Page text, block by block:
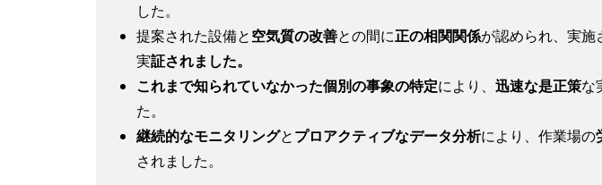
した。
提案された設備と空気質の改善との間に正の相関関係が認められ、実施
実証されました。
これまで知られていなかった個別の事象の特定により、 迅速な是正策な
た。
継続的なモニタリングとプロアクティブなデータ分析により、作業場の
されました。